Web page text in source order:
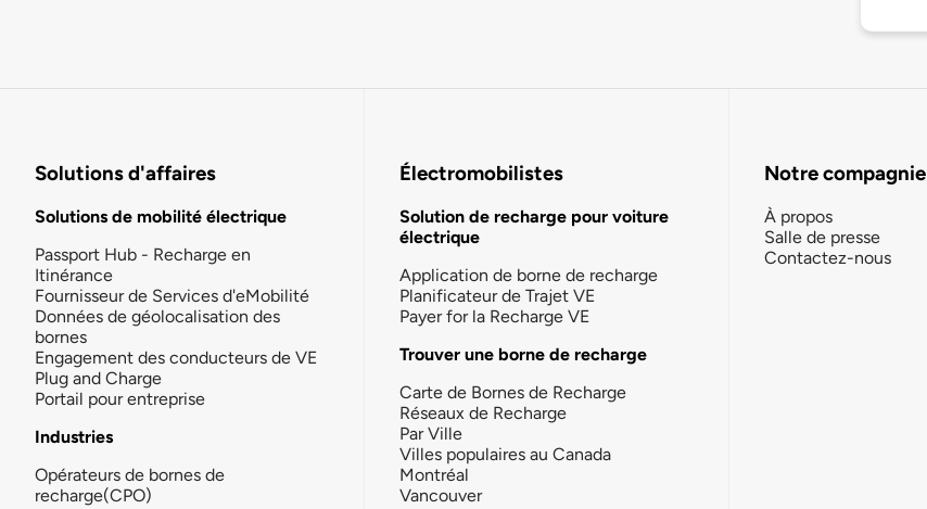
Solutions d'affaires
Solutions de mobilité électrique
Passport Hub - Recharge en
Itinérance
Fournisseur de Services d'eMobilité
Données de géolocalisation des
bornes
Engagement des conducteurs de VE
Plug and Charge
Portail pour entreprise
Industries
Opérateurs de bornes de
recharge(CPO)
Électromobilistes
Solution de recharge pour voiture
électrique
Application de borne de recharge
Planificateur de Trajet VE
Payer for la Recharge VE
Trouver une borne de recharge
Carte de Bornes de Recharge
Réseaux de Recharge
Par Ville
Villes populaires au Canada
Montréal
Vancouver
Notre compagnie
À propos
Salle de presse
Contactez-nous